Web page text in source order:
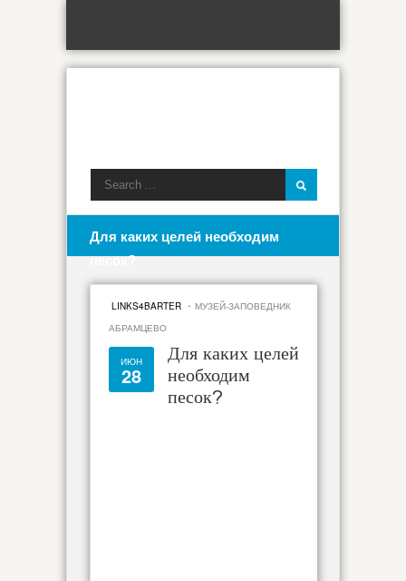
Для каких целей необходим
песок?
LINKS4BARTER · МУЗЕЙ-ЗАПОВЕДНИК
АБРАМЦЕВО
ИЮН
28
Для каких целей
необходим
песок?